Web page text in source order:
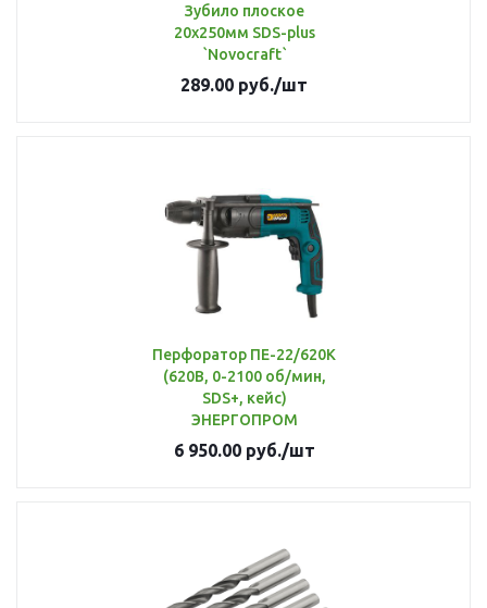
Зубило плоское
20х250мм SDS-plus
`Novocraft`
289.00 руб./шт
Перфоратор ПЕ-22/620К
(620В, 0-2100 об/мин,
SDS+, кейс)
ЭНЕРГОПРОМ
6 950.00руб./шт